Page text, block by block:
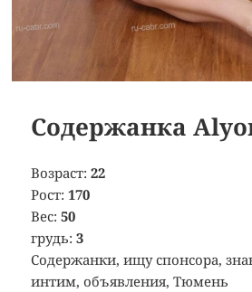
Содержанка
Возраст:22
Рост:170
Вес:50
грудь:3
Содержанки, ищу спонсора,
интим, объявления, Тюмень